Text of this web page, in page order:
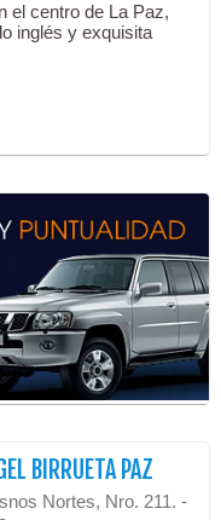
el centro de La Paz,
inglés y exquisita
BIRRUETA PAZ
Nortes, Nro. 211. -